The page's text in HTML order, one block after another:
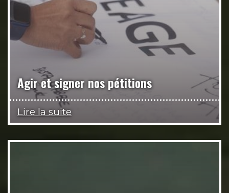
Agir et signer nos pétitions
Lire la suite